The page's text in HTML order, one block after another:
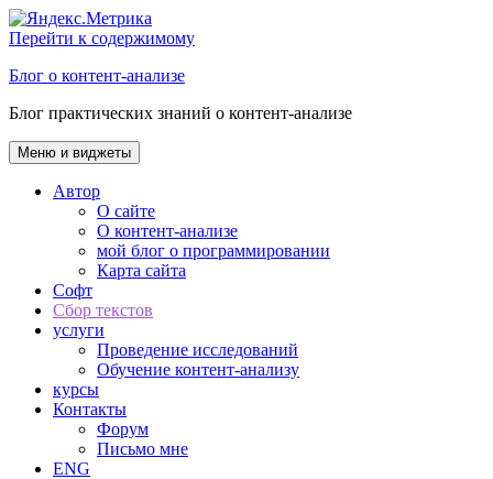
Перейти к содержимому
Блог о контент-анализе
Блог практических знаний о контент-анализе
Меню и виджеты
Автор
О сайте
О контент-анализе
мой блог о программировании
Карта сайта
Софт
Сбор текстов
услуги
Проведение исследований
Обучение контент-анализу
курсы
Контакты
Форум
Письмо мне
ENG